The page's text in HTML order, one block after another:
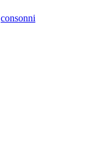
consonni